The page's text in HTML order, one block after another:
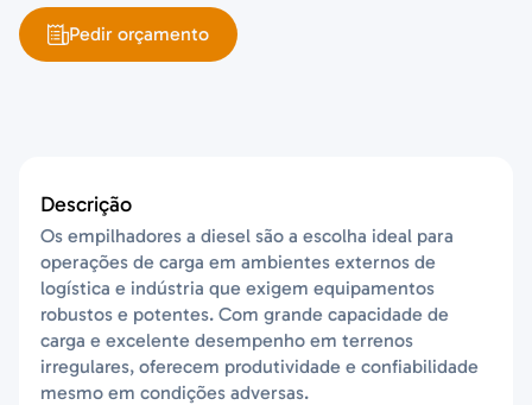
Pedir orçamento
Descrição
Os empilhadores a diesel são a escolha ideal para
operações de carga em ambientes externos de
logística e indústria que exigem equipamentos
robustos e potentes. Com grande capacidade de
carga e excelente desempenho em terrenos
irregulares, oferecem produtividade e confiabilidade
mesmo em condições adversas.